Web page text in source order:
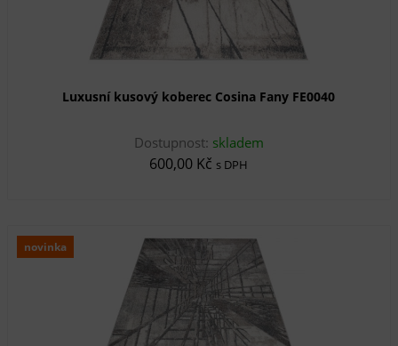
Luxusní kusový koberec Cosina Fany FE0040
Dostupnost: skladem
600,00 Kč s DPH
novinka